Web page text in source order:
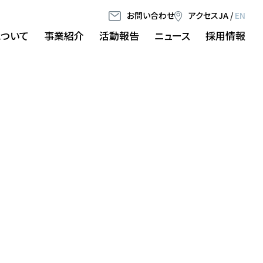
お問い合わせ アクセスJA / EN
いて 事業紹介 活動報告 ニュース 採用情報